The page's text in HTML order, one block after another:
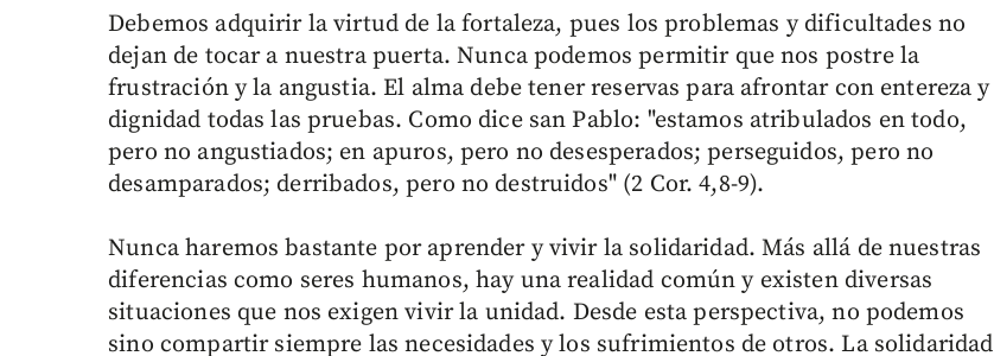
Debemos adquirir la virtud de la fortaleza, pues los problemas y dificultades no
dejan de tocar a nuestra puerta. Nunca podemos permitir que nos postre la
frustración y la angustia. El alma debe tener reservas para afrontar con entereza y
dignidad todas las pruebas. Como dice san Pablo: "estamos atribulados en todo,
pero no angustiados; en apuros, pero no desesperados; perseguidos, pero no
desamparados; derribados, pero no destruidos" (2 Cor. 4,8-9).
Nunca haremos bastante por aprender y vivir la solidaridad. Más allá de nuestras
diferencias como seres humanos, hay una realidad común y existen diversas
situaciones que nos exigen vivir la unidad. Desde esta perspectiva, no podemos
sino compartir siempre las necesidades y los sufrimientos de otros. La solidaridad